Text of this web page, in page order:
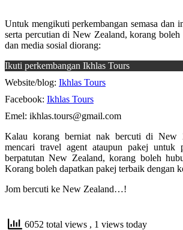
Untuk mengikuti perkembangan semasa dan
serta percutian di New Zealand, korang
dan media sosial diorang:
Ikuti perkembangan Ikhlas Tours
Website/blog: Ikhlas Tours
Facebook: Ikhlas Tours
Emel: ikhlas.tours@gmail.com
Kalau korang berniat nak bercuti di New
mencari travel agent ataupun pakej untuk
berpatutan New Zealand, korang boleh
Korang boleh dapatkan pakej terbaik dengan
Jom bercuti ke New Zealand…!
6052 total views , 1 views today